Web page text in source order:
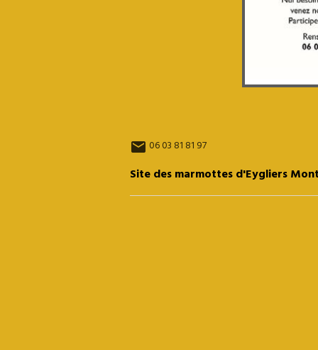
06 03 81 81 97
Site des marmottes d'Eygliers